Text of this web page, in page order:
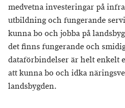
medvetna investeringar på
utbildning och fungerande
kunna bo och jobba på
det finns fungerande och
dataförbindelser är helt enkelt
att kunna bo och idka
landsbygden.